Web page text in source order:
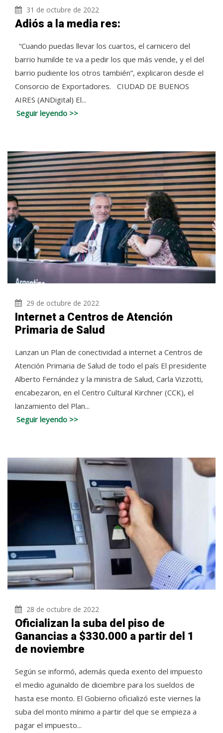
31 de octubre de 2022
Adiós a la media res:
“Cuando puedas llevar los cuartos, el carnicero del
barrio humilde te va a pedir los que más vende, y el del
barrio pudiente los otros también”, explicaron desde el
Consorcio de Exportadores. CIUDAD DE BUENOS
AIRES (ANDigital) El...
Seguir leyendo >>
29 de octubre de 2022
Internet a Centros de Atención
Primaria de Salud
Lanzan un Plan de conectividad a internet a Centros de
Atención Primaria de Salud de todo el país El presidente
Alberto Fernández y la ministra de Salud, Carla Vizzotti,
encabezaron, en el Centro Cultural Kirchner (CCK), el
lanzamiento del Plan...
Seguir leyendo >>
28 de octubre de 2022
Oficializan la suba del piso de
Ganancias a $330.000 a partir del 1
de noviembre
Según se informó, además queda exento del impuesto
el medio aguinaldo de diciembre para los sueldos de
hasta ese monto. El Gobierno oficializó este viernes la
suba del monto mínimo a partir del que se empieza a
pagar el impuesto...